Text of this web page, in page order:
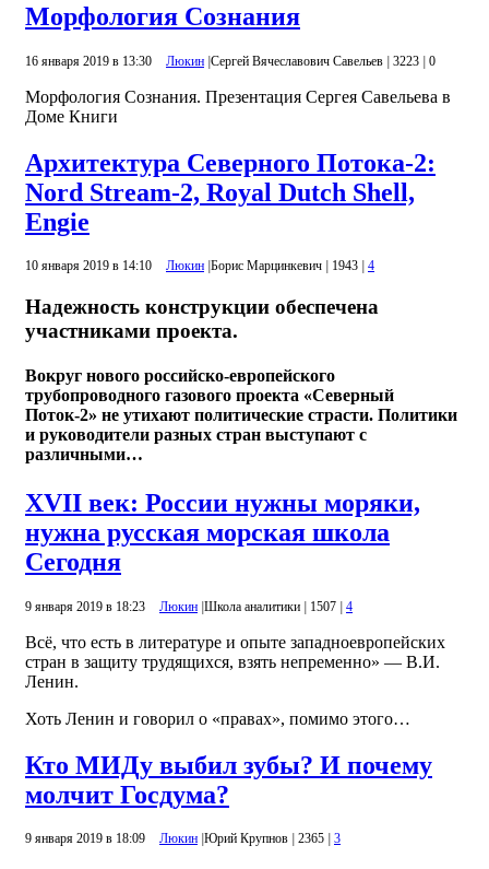
Морфология Сознания
16 января 2019 в 13:30 Люкин |Сергей Вячеславович Савельев | 3223 | 0
Морфология Сознания. Презентация Сергея Савельева в
Доме Книги
Архитектура Северного Потока-2:
Nord Stream-2, Royal Dutch Shell,
Engie
10 января 2019 в 14:10 Люкин Борис Марцинкевич 1943 4
Надежность конструкции обеспечена
участниками проекта.
Вокруг нового российско-европейского
трубопроводного газового проекта «Северный
Поток-2» не утихают политические страсти. Политики
и руководители разных стран выступают с
различными…
XVII век: России нужны моряки,
нужна русская морская школа
Сегодня
9 января 2019 в 18:23 Люкин |Школа аналитики | 1507 | 4
Всё, что есть в литературе и опыте западноевропейских
стран в защиту трудящихся, взять непременно» — В.И.
Ленин.
Хоть Ленин и говорил о «правах», помимо этого…
Кто МИДу выбил зубы? И почему
молчит Госдума?
9 января 2019 в 18:09 Люкин Юрий Крупнов 2365 3